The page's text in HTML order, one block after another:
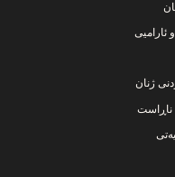
ئارامیی
ژنان
ناڕاست